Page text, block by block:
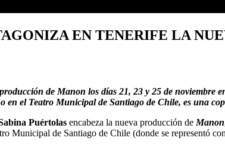
EN TENERIFE LA
de Manon los días 21, 23 y 25 de noviembre
en el Teatro Municipal de Santiago de Chile, es una
Puértolas encabeza la nueva producción de Manon
Municipal de Santiago de Chile (donde se representó